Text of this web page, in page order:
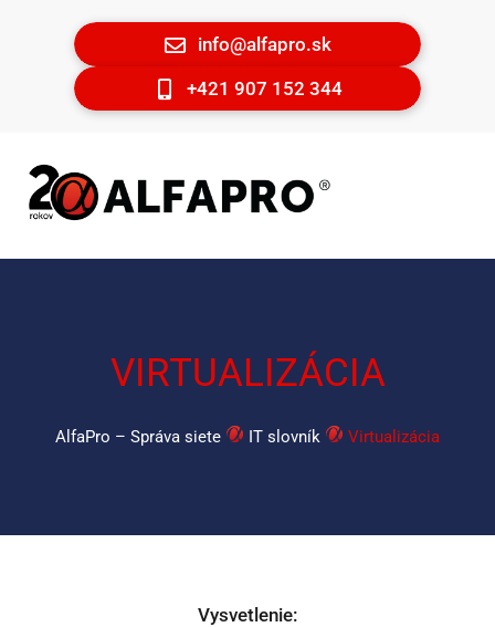
info@alfapro.sk
+421 907 152 344
VIRTUALIZÁCIA
AlfaPro – Správa siete IT slovník Virtualizácia
Vysvetlenie: